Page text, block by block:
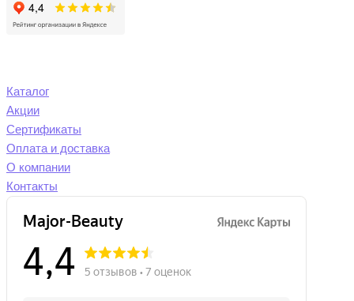
Каталог
Акции
Сертификаты
Оплата и доставка
О компании
Контакты